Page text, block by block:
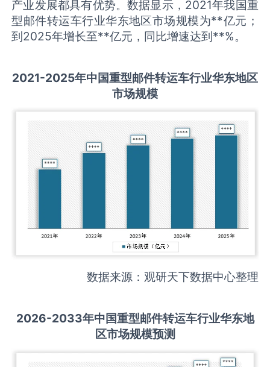
产业发展都具有优势。数据显示，2021年我国重
型邮件转运车行业华东地区市场规模为**亿元；
到2025年增长至**亿元，同比增速达到**%。
2021-2025年中国重型邮件转运车行业华东地区
市场规模
数据来源：观研天下数据中心整理
2026-2033年中国重型邮件转运车行业华东地
区市场规模预测